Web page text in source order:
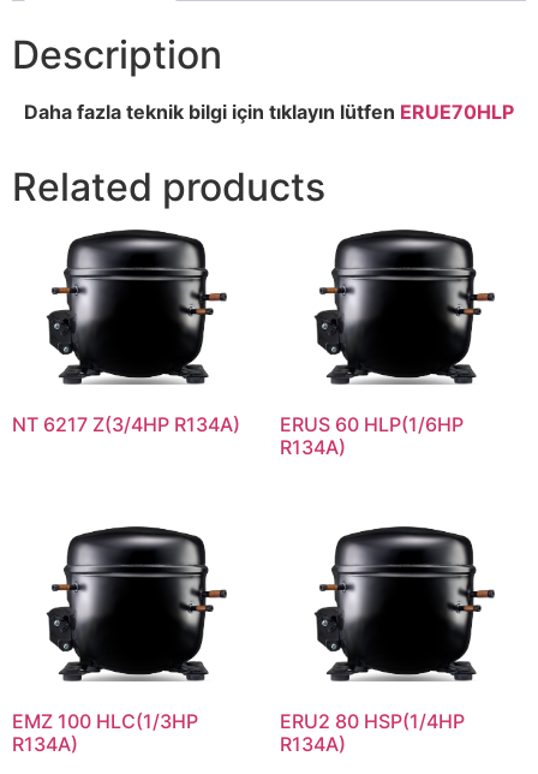
Description
Daha fazla teknik bilgi için tıklayın lütfen ERUE70HLP
Related products
NT 6217 Z(3/4HP R134A)
ERUS 60 HLP(1/6HP
R134A)
EMZ 100 HLC(1/3HP
R134A)
ERU2 80 HSP(1/4HP
R134A)